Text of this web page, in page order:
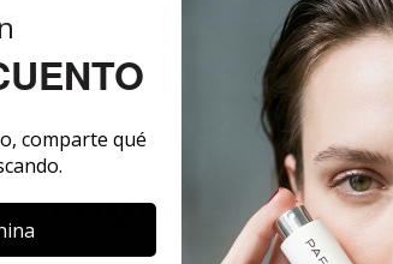
caliente,
SOBRE LA
COMENTARIOS
comparte qué